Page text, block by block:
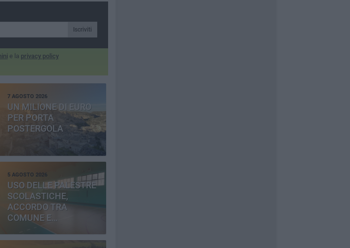
Iscriviti
e la privacy policy
7 AGOSTO 2026
UN MILIONE DI EURO
PER PORTA
POSTERGOLA
5 AGOSTO 2026
USO DELLE PALESTRE
SCOLASTICHE,
ACCORDO TRA
COMUNE E
PROVINCIA